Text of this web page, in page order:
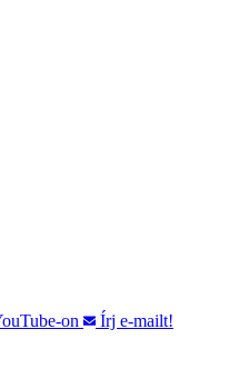
on
Írj e-mailt!